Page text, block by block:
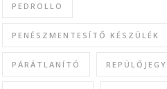
PEDROLLO
PENÉSZMENTESÍTŐ KÉSZÜLÉK
PÁRÁTLANÍTÓ REPÜLŐJEGY